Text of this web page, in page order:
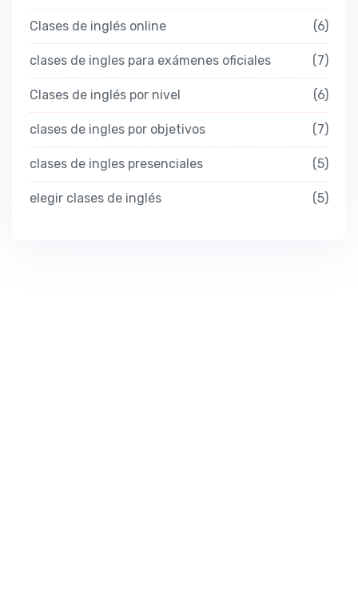
Clases de inglés online 6
clases de ingles para exámenes oficiales 7
Clases de inglés por nivel 6
clases de ingles por objetivos 7
clases de ingles presenciales 5
elegir clases de inglés 5